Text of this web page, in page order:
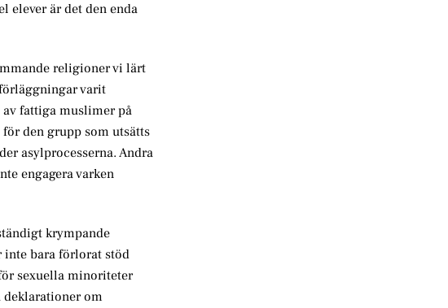
elever är det den enda
religioner vi lärt
varit
av fattiga muslimer på
den grupp som utsätts
asylprocesserna. Andra
engagera varken
krympande
inte bara förlorat stöd
sexuella minoriteter
deklarationer om